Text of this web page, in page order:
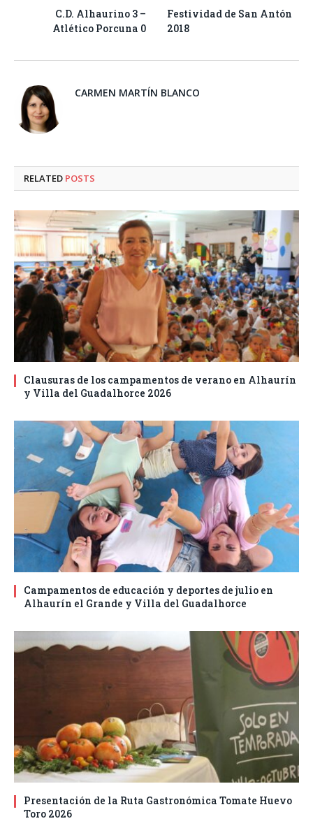
C.D. Alhaurino 3 –
Atlético Porcuna 0
Festividad de San Antón
2018
CARMEN MARTÍN BLANCO
RELATED POSTS
Clausuras de los campamentos de verano en Alhaurín
y Villa del Guadalhorce 2026
Campamentos de educación y deportes de julio en
Alhaurín el Grande y Villa del Guadalhorce
Presentación de la Ruta Gastronómica Tomate Huevo
Toro 2026